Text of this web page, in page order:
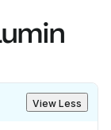
View Less